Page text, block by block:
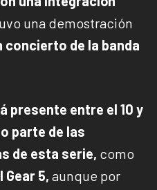
una demostración
concierto de la banda
presente entre el 10 y
parte de las
de esta serie, como
5, aunque por